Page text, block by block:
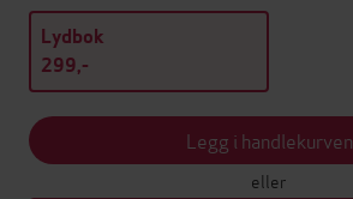
Lydbok
299,-
Legg i handlekurven
eller